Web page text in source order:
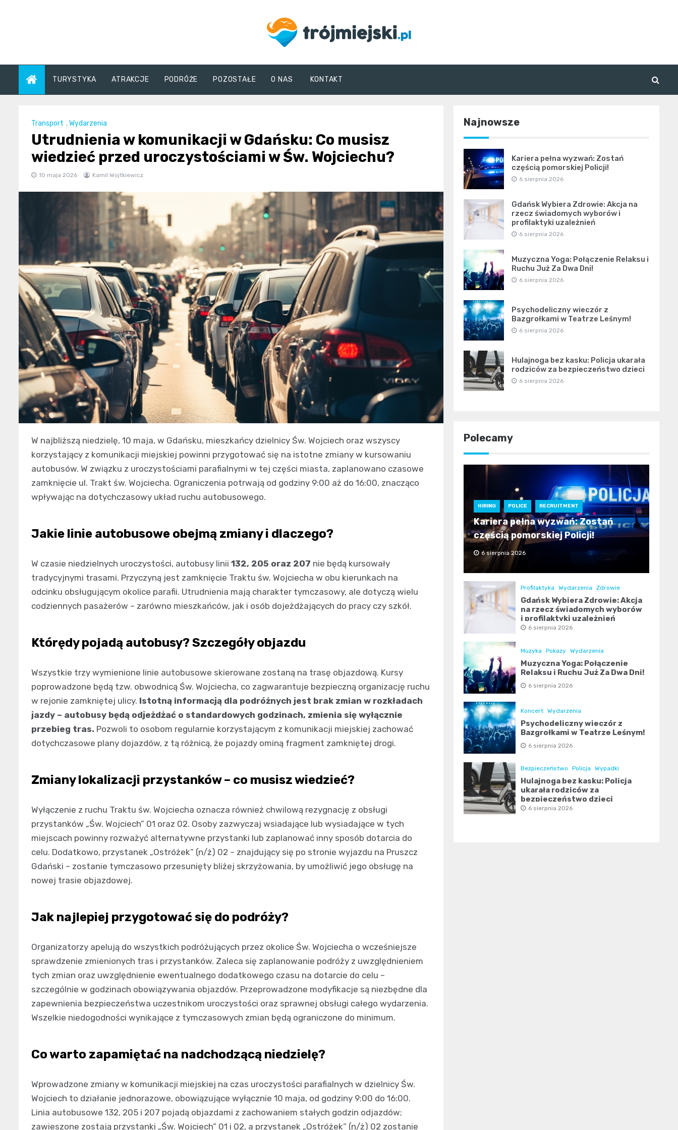
trojmiejski.pl
TURYSTYKA ATRAKCJE PODRÓŻE POZOSTAŁE O NAS KONTAKT
Transport ,Wydarzenia
Utrudnienia w komunikacji w Gdańsku: Co musisz
wiedzieć przed uroczystościami w Św. Wojciechu?
10 maja 2026 Kamil Wojtkiewicz
W najbliższą niedzielę, 10 maja, w Gdańsku, mieszkańcy dzielnicy Św. Wojciech oraz wszyscy
korzystający z komunikacji miejskiej powinni przygotować się na istotne zmiany w kursowaniu
autobusów. W związku z uroczystościami parafialnymi w tej części miasta, zaplanowano czasowe
zamknięcie ul. Trakt św. Wojciecha. Ograniczenia potrwają od godziny 9:00 aż do 16:00, znacząco
wpływając na dotychczasowy układ ruchu autobusowego.
Jakie linie autobusowe obejmą zmiany i dlaczego?
W czasie niedzielnych uroczystości, autobusy linii 132, 205 oraz 207 nie będą kursowały
tradycyjnymi trasami. Przyczyną jest zamknięcie Traktu św. Wojciecha w obu kierunkach na
odcinku obsługującym okolice parafii. Utrudnienia mają charakter tymczasowy, ale dotyczą wielu
codziennych pasażerów – zarówno mieszkańców, jak i osób dojeżdżających do pracy czy szkół.
Którędy pojadą autobusy? Szczegóły objazdu
Wszystkie trzy wymienione linie autobusowe skierowane zostaną na trasę objazdową. Kursy
poprowadzone będą tzw. obwodnicą Św. Wojciecha, co zagwarantuje bezpieczną organizację ruchu
w rejonie zamkniętej ulicy. Istotną informacją dla podróżnych jest brak zmian w rozkładach
jazdy – autobusy będą odjeżdżać o standardowych godzinach, zmienia się wyłącznie
przebieg tras. Pozwoli to osobom regularnie korzystającym z komunikacji miejskiej zachować
dotychczasowe plany dojazdów, z tą różnicą, że pojazdy ominą fragment zamkniętej drogi.
Zmiany lokalizacji przystanków – co musisz wiedzieć?
Wyłączenie z ruchu Traktu św. Wojciecha oznacza również chwilową rezygnację z obsługi
przystanków „Św. Wojciech” 01 oraz 02. Osoby zazwyczaj wsiadające lub wysiadające w tych
miejscach powinny rozważyć alternatywne przystanki lub zaplanować inny sposób dotarcia do
celu. Dodatkowo, przystanek „Ostróżek” (n/ż) 02 – znajdujący się po stronie wyjazdu na Pruszcz
Gdański – zostanie tymczasowo przesunięty bliżej skrzyżowania, by umożliwić jego obsługę na
nowej trasie objazdowej.
Jak najlepiej przygotować się do podróży?
Organizatorzy apelują do wszystkich podróżujących przez okolice Św. Wojciecha o wcześniejsze
sprawdzenie zmienionych tras i przystanków. Zaleca się zaplanowanie podróży z uwzględnieniem
tych zmian oraz uwzględnienie ewentualnego dodatkowego czasu na dotarcie do celu –
szczególnie w godzinach obowiązywania objazdów. Przeprowadzone modyfikacje są niezbędne dla
zapewnienia bezpieczeństwa uczestnikom uroczystości oraz sprawnej obsługi całego wydarzenia.
Wszelkie niedogodności wynikające z tymczasowych zmian będą ograniczone do minimum.
Co warto zapamiętać na nadchodzącą niedzielę?
Wprowadzone zmiany w komunikacji miejskiej na czas uroczystości parafialnych w dzielnicy Św.
Wojciech to działanie jednorazowe, obowiązujące wyłącznie 10 maja, od godziny 9:00 do 16:00.
Linia autobusowe 132, 205 i 207 pojadą objazdami z zachowaniem stałych godzin odjazdów;
zawieszone zostają przystanki „Św. Wojciech” 01 i 02, a przystanek „Ostróżek” (n/ż) 02 zostanie
Najnowsze
Kariera pełna wyzwań: Zostań
częścią pomorskiej Policji!
6 sierpnia 2026
Gdańsk Wybiera Zdrowie: Akcja na
rzecz świadomych wyborów i
profilaktyki uzależnień
6 sierpnia 2026
Muzyczna Yoga: Połączenie Relaksu i
Ruchu Już Za Dwa Dni!
6 sierpnia 2026
Psychodeliczny wieczór z
Bazgrołkami w Teatrze Leśnym!
6 sierpnia 2026
Hulajnoga bez kasku: Policja ukarała
rodziców za bezpieczeństwo dzieci
6 sierpnia 2026
Polecamy
HIRING POLICE RECRUITMENT
Kariera pełna wyzwań: Zostań
częścią pomorskiej Policji!
6 sierpnia 2026
Profilaktyka Wydarzenia Zdrowie
Gdańsk Wybiera Zdrowie: Akcja
na rzecz świadomych wyborów
i profilaktyki uzależnień
6 sierpnia 2026
Muzyka Pokazy Wydarzenia
Muzyczna Yoga: Połączenie
Relaksu i Ruchu Już Za Dwa Dni!
6 sierpnia 2026
Koncert Wydarzenia
Psychodeliczny wieczór z
Bazgrołkami w Teatrze Leśnym!
6 sierpnia 2026
Bezpieczeństwo Policja Wypadki
Hulajnoga bez kasku: Policja
ukarała rodziców za
bezpieczeństwo dzieci
6 sierpnia 2026